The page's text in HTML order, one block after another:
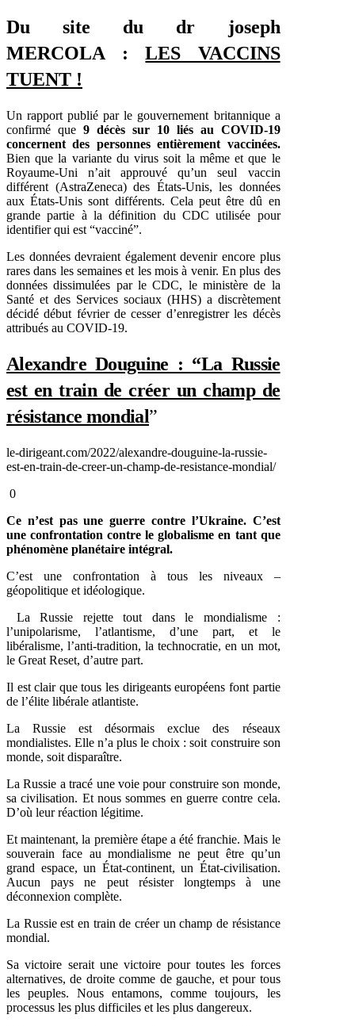
Du site du dr joseph
MERCOLA :LES VACCINS
TUENT !
Un rapport publié par le gouvernement britannique a
confirmé que 9 décès sur 10 liés au COVID-19
concernent des personnes entièrement vaccinées.
Bien que la variante du virus soit la même et que le
Royaume-Uni n’ait approuvé qu’un seul vaccin
différent (AstraZeneca) des États-Unis, les données
aux États-Unis sont différents. Cela peut être dû en
grande partie à la définition du CDC utilisée pour
identifier qui est “vacciné”.
Les données devraient également devenir encore plus
rares dans les semaines et les mois à venir. En plus des
données dissimulées par le CDC, le ministère de la
Santé et des Services sociaux (HHS) a discrètement
décidé début février de cesser d’enregistrer les décès
attribués au COVID-19.
Alexandre Douguine : “La Russie
est en train de créer un champ de
résistance mondial”
le-dirigeant.com/2022/alexandre-douguine-la-russie-
est-en-train-de-creer-un-champ-de-resistance-mondial/
0
Ce n’est pas une guerre contre l’Ukraine. C’est
une confrontation contre le globalisme en tant que
phénomène planétaire intégral.
C’est une confrontation à tous les niveaux –
géopolitique et idéologique.
La Russie rejette tout dans le mondialisme :
l’unipolarisme, l’atlantisme, d’une part, et le
libéralisme, l’anti-tradition, la technocratie, en un mot,
le Great Reset, d’autre part.
Il est clair que tous les dirigeants européens font partie
de l’élite libérale atlantiste.
La Russie est désormais exclue des réseaux
mondialistes. Elle n’a plus le choix : soit construire son
monde, soit disparaître.
La Russie a tracé une voie pour construire son monde,
sa civilisation. Et nous sommes en guerre contre cela.
D’où leur réaction légitime.
Et maintenant, la première étape a été franchie. Mais le
souverain face au mondialisme ne peut être qu’un
grand espace, un État-continent, un État-civilisation.
Aucun pays ne peut résister longtemps à une
déconnexion complète.
La Russie est en train de créer un champ de résistance
mondial.
Sa victoire serait une victoire pour toutes les forces
alternatives, de droite comme de gauche, et pour tous
les peuples. Nous entamons, comme toujours, les
processus les plus difficiles et les plus dangereux.